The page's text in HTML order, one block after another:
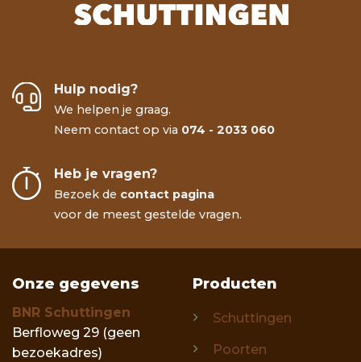
Hulp nodig?
We helpen je graag.
Neem contact op via 074 - 2033 060
Heb je vragen?
Bezoek de contact pagina
voor de meest gestelde vragen.
Onze gegevens
BNR Schuttingen
Berfloweg 29 (geen
bezoekadres)
Producten
Schuttingen
Poorten